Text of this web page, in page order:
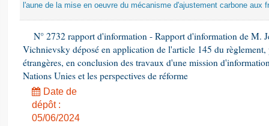
l'aune de la mise en oeuvre du mécanisme d'ajustement carbone aux
N° 2732 rapport d'information - Rapport d'information de M.
Vichnievsky déposé en application de l'article 145 du règlement,
étrangères, en conclusion des travaux d'une mission
Nations Unies et les perspectives de réforme
Date de
dépôt :
05/06/2024